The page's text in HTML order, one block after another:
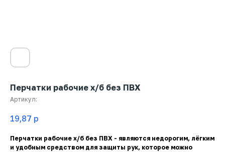
Перчатки рабочие х/б без ПВХ
Артикул:
19,87 р
Перчатки рабочие х/б без ПВХ - являются недорогим, лёгким
и удобным средством для защиты рук, которое можно